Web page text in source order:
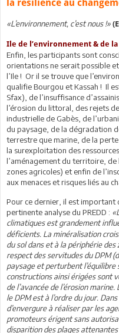
la résilience au
«L’environnement, c’est nous !»
Ile de l’environnement & de
Enfin, les participants sont
orientations ne serait possible
l’Ile ! Or il se trouve que
qualifie Bourgou et Kassah ! Il
Sfax), de l’insuffisance
l’érosion du littoral, des rejets
industrielle de Gabès, de
du paysage, de la dégradation
terrestre que marine, de la
la surexploitation des
l’aménagement du territoire, de
zones agricoles) et enfin de
aux menaces et risques liés au
Pour ce dernier, il est important
pertinente analyse du PREDD :
climatiques est grandement
déficients. La minéralisation
du sol dans et à la périphérie
respect des servitudes du DPM
paysage et perturbent l’équilibre
constructions ainsi érigées sont
de l’avancée de l’érosion
le DPM est à l’ordre du jour.
d’envergure à réaliser par les
promoteurs érigent sans
disparition des plages